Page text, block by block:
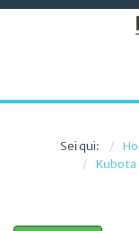
Sei qui:
Kubota